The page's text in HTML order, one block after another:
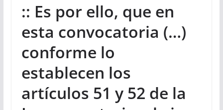
:: Es por ello, que en
esta convocatoria (…)
conforme lo
establecen los
artículos 51 y 52 de la